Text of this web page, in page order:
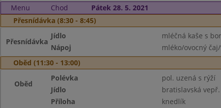
Menu
Chod
Pátek 28. 5. 2021
Přesnídávka (8:30 - 8:45)
Přesnídávka
Jídlo
mléčná kaše s
Nápoj
mléko/ovocný
Oběd (11:30 - 13:00)
Oběd
Polévka
pol. uzená s rýží
Jídlo
bratislavská
Příloha
knedlík